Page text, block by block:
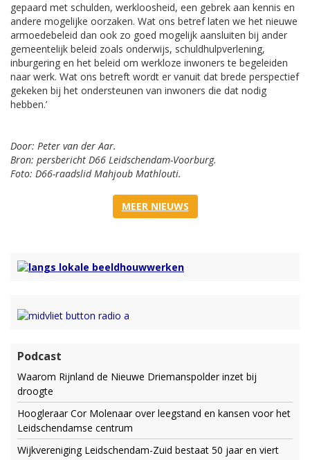
gepaard met schulden, werkloosheid, een gebrek aan kennis en
andere mogelijke oorzaken. Wat ons betref laten we het nieuwe
armoedebeleid dan ook zo goed mogelijk aansluiten bij ander
gemeentelijk beleid zoals onderwijs, schuldhulpverlening,
inburgering en het beleid om werkloze inwoners te begeleiden
naar werk. Wat ons betreft wordt er vanuit dat brede perspectief
gekeken bij het ondersteunen van inwoners die dat nodig
hebben.’
Door: Peter van der Aar.
Bron: persbericht D66 Leidschendam-Voorburg.
Foto: D66-raadslid Mahjoub Mathlouti.
MEER NIEUWS
Podcast
Waarom Rijnland de Nieuwe Driemanspolder inzet bij
droogte
Hoogleraar Cor Molenaar over leegstand en kansen voor het
Leidschendamse centrum
Wijkvereniging Leidschendam-Zuid bestaat 50 jaar en viert